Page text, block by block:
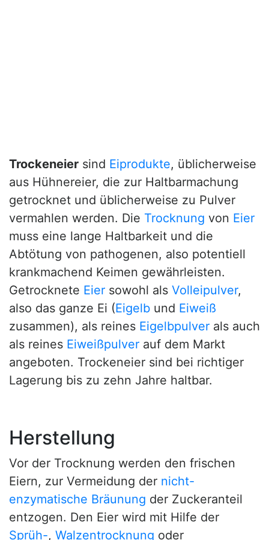
Trockeneier sind Eiprodukte, üblicherweise
aus Hühnereier, die zur Haltbarmachung
getrocknet und üblicherweise zu Pulver
vermahlen werden. Die Trocknung von Eier
muss eine lange Haltbarkeit und die
Abtötung von pathogenen, also potentiell
krankmachend Keimen gewährleisten.
Getrocknete Eier sowohl als Volleipulver,
also das ganze Ei (Eigelb und Eiweiß
zusammen), als reines Eigelbpulver als auch
als reines Eiweißpulver auf dem Markt
angeboten. Trockeneier sind bei richtiger
Lagerung bis zu zehn Jahre haltbar.
Herstellung
Vor der Trocknung werden den frischen
Eiern, zur Vermeidung der nicht-
enzymatische Bräunung der Zuckeranteil
entzogen. Den Eier wird mit Hilfe der
Sprüh-, Walzentrocknung oder